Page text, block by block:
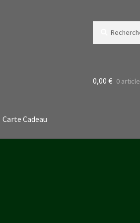
Carte Cadeau
0,00 € 0 article